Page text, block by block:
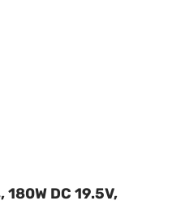
DC 19.5V,